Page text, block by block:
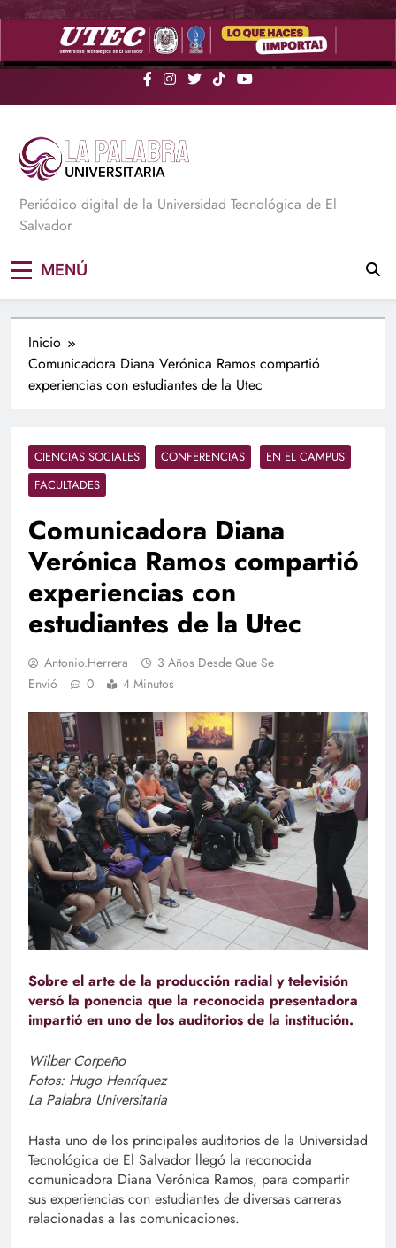
Saltar
La Palabra Universitaria
Periódico digital de la Universidad Tecnológica de El
Salvador
MENÚ
Inicio
Comunicadora Diana Verónica Ramos compartió
experiencias con estudiantes de la Utec
CIENCIAS SOCIALES CONFERENCIAS
EN EL CAMPUS
FACULTADES
Comunicadora Diana
Verónica Ramos compartió
experiencias con
estudiantes de la Utec
Antonio.herrera
3 Años Desde Que Se
Envió
0 4 Minutos
Sobre el arte de la producción radial y televisión
versó la ponencia que la reconocida presentadora
impartió en uno de los auditorios de la institución.
Wilber Corpeño
Fotos: Hugo Henríquez
La Palabra Universitaria
Hasta uno de los principales auditorios de la Universidad
Tecnológica de El Salvador llegó la reconocida
comunicadora Diana Verónica Ramos, para compartir
sus experiencias con estudiantes de diversas carreras
relacionadas a las comunicaciones.